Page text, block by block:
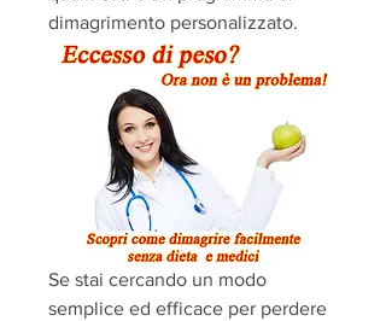
dimagrimento personalizzato.
Se stai cercando un modo
semplice ed efficace per perdere